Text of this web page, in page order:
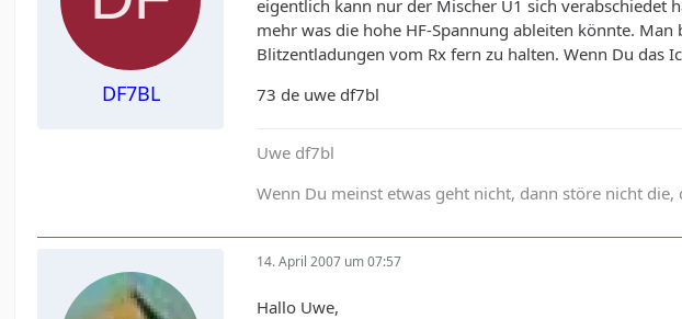
DF7BL
eigentlich kann nur der Mischer U1 sich verabschiedet
mehr was die hohe HF-Spannung ableiten könnte.
Blitzentladungen vom Rx fern zu halten. Wenn Du das
73 de uwe df7bl
Uwe df7bl
Wenn Du meinst etwas geht nicht, dann störe nicht die,
14. April 2007 um 07:57
Hallo Uwe,